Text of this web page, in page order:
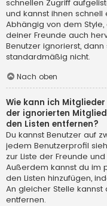
schnellen Zugriff
und kannst ihnen schnell
Abhängig von dem
deiner Freunde auch
Benutzer ignorierst,
standardmäßig nicht.
Nach oben
Wie kann ich
der ignorierten
den Listen entfernen?
Du kannst Benutzer auf
jedem Benutzerprofil
zur Liste der Freunde
Außerdem kannst du im
den Listen hinzufügen,
An gleicher Stelle
entfernen.